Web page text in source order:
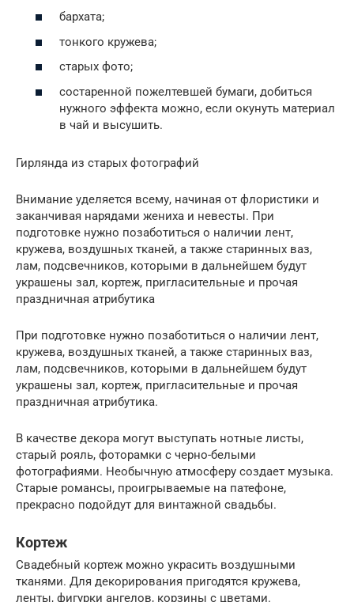
бархата;
тонкого кружева;
старых фото;
состаренной пожелтевшей бумаги, добиться
нужного эффекта можно, если окунуть материал
в чай и высушить.
Гирлянда из старых фотографий
Внимание уделяется всему, начиная от флористики и
заканчивая нарядами жениха и невесты. При
подготовке нужно позаботиться о наличии лент,
кружева, воздушных тканей, а также старинных ваз,
лам, подсвечников, которыми в дальнейшем будут
украшены зал, кортеж, пригласительные и прочая
праздничная атрибутика
При подготовке нужно позаботиться о наличии лент,
кружева, воздушных тканей, а также старинных ваз,
лам, подсвечников, которыми в дальнейшем будут
украшены зал, кортеж, пригласительные и прочая
праздничная атрибутика.
В качестве декора могут выступать нотные листы,
старый рояль, фоторамки с черно-белыми
фотографиями. Необычную атмосферу создает музыка.
Старые романсы, проигрываемые на патефоне,
прекрасно подойдут для винтажной свадьбы.
Кортеж
Свадебный кортеж можно украсить воздушными
тканями. Для декорирования пригодятся кружева,
ленты, фигурки ангелов, корзины с цветами.